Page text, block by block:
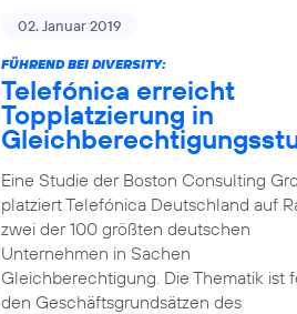
02. Januar 2019
FÜHREND BEI DIVERSITY:
Telefónica erreicht
Topplatzierung in
Eine Studie der Boston Consulting
platziert Telefónica Deutschland auf
zwei der 100 größten deutschen
Unternehmen in Sachen
Gleichberechtigung. Die Thematik ist
den Geschäftsgrundsätzen des